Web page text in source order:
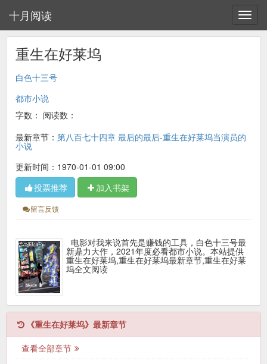
十月阅读
重生在好莱坞
白色十三号
都市小说
字数： 阅读数：
最新章节： 第八百七十四章 最后的最后-重生在好莱坞当演员的
小说
更新时间：1970-01-01 09:00
投票推荐
加入书架
留言反馈
电影对我来说首先是赚钱的工具，白色十三号最
新鼎力大作，2021年度必看都市小说。本站提供
重生在好莱坞,重生在好莱坞最新章节,重生在好莱
坞全文阅读
《重生在好莱坞》最新章节
查看全部章节